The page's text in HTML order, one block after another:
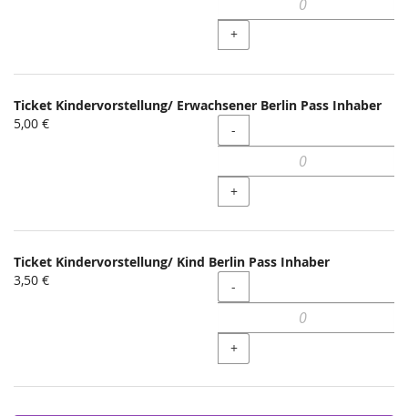
+
Ticket Kindervorstellung/ Erwachsener Berlin Pass Inhaber
5,00 €
Menge
-
+
Ticket Kindervorstellung/ Kind Berlin Pass Inhaber
3,50 €
Menge
-
+